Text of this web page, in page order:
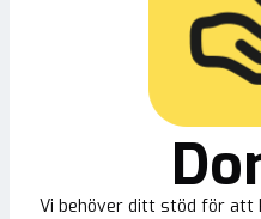
Vi behöver ditt stöd för att